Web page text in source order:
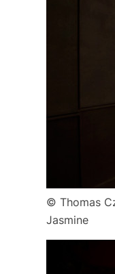
© Thomas
Jasmine